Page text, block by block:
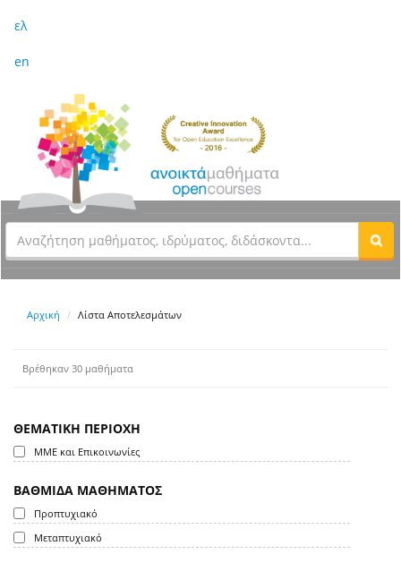
ελ
en
Αρχική Λίστα Αποτελεσμάτων
Βρέθηκαν 30 μαθήματα
ΘΕΜΑΤΙΚΗ ΠΕΡΙΟΧΗ
ΜΜΕ και Επικοινωνίες
ΒΑΘΜΙΔΑ ΜΑΘΗΜΑΤΟΣ
Προπτυχιακό
Μεταπτυχιακό